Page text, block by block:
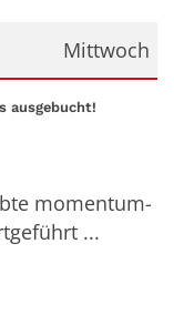
Mittwoch
ausgebucht!
momentum-
...